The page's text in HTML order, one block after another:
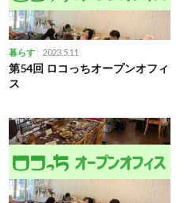
暮らす 2023.5.11
第54回 ロコっちオープンオフィ
ス